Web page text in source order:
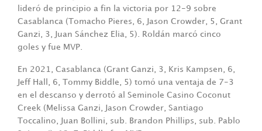
lideró de principio a fin la victoria por 12-9 sobre
Casablanca (Tomacho Pieres, 6, Jason Crowder, 5, Grant
Ganzi, 3, Juan Sánchez Elia, 5). Roldán marcó cinco
goles y fue MVP.
En 2021, Casablanca (Grant Ganzi, 3, Kris Kampsen, 6,
Jeff Hall, 6, Tommy Biddle, 5) tomó una ventaja de 7-3
en el descanso y derrotó al Seminole Casino Coconut
Creek (Melissa Ganzi, Jason Crowder, Santiago
Toccalino, Juan Bollini, sub. Brandon Phillips, sub. Pablo